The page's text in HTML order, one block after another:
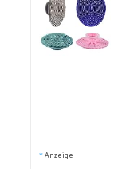
* Anzeige